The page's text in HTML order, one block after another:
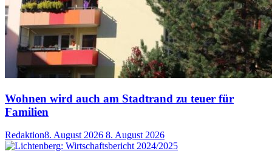
Wohnen wird auch am Stadtrand zu teuer für
Familien
Redaktion8. August 2026 8. August 2026